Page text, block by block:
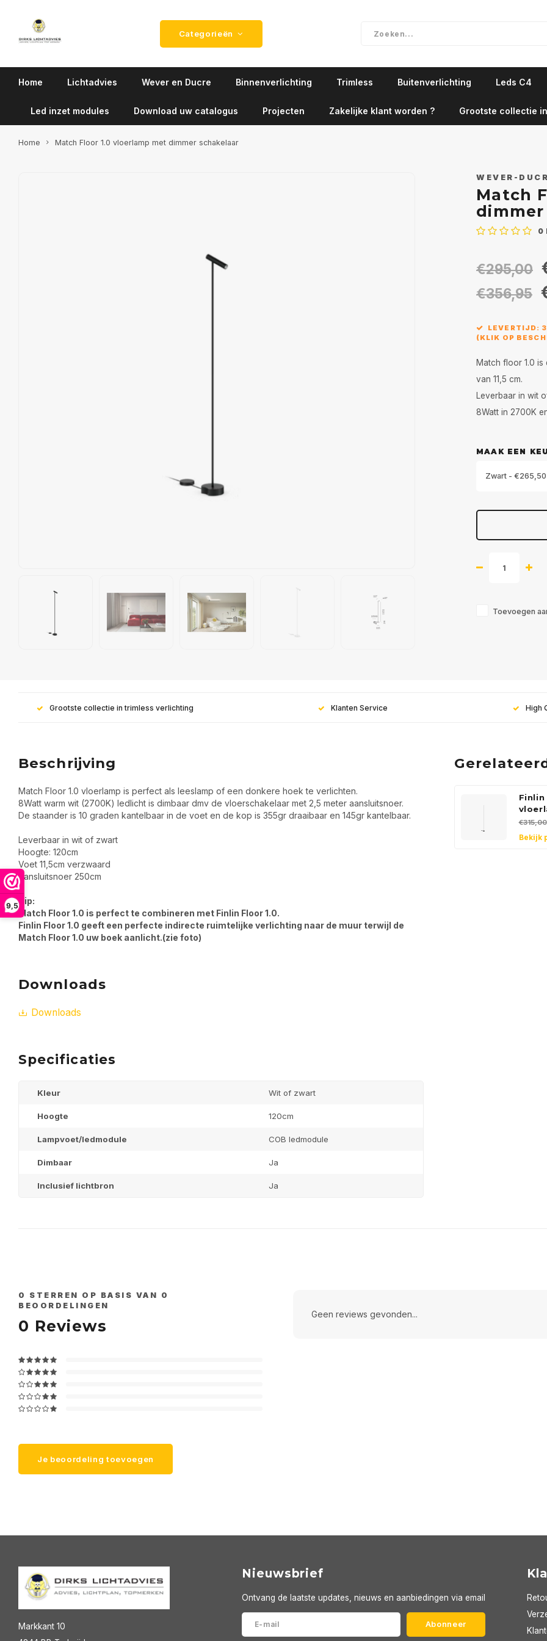
9,5
Categorieën
Home Lichtadvies Wever en Ducre Binnenverlichting Trimless Buitenverlichting Leds C4
Led inzet modules Download uw catalogus Projecten Zakelijke klant worden ? Grootste collectie
Home Match Floor 1.0 vloerlamp met dimmer schakelaar
WEVER-
Match
0
€295,00
€356,95
LEVERTIJD:
(KLIK OP
Match floor 1.0
van 11,5 cm.
Leverbaar in wit
8Watt in 2700K
MAAK EEN
Zwart - €265,50
Toevoegen
Grootste collectie in trimless verlichting Klanten Service High
Beschrijving
Match Floor 1.0 vloerlamp is perfect als leeslamp of een donkere hoek te verlichten.
8Watt warm wit (2700K) ledlicht is dimbaar dmv de vloerschakelaar met 2,5 meter aansluitsnoer.
De staander is 10 graden kantelbaar in de voet en de kop is 355gr draaibaar en 145gr kantelbaar.
Leverbaar in wit of zwart
Hoogte: 120cm
Voet 11,5cm verzwaard
Aansluitsnoer 250cm
Tip:
Match Floor 1.0 is perfect te combineren met Finlin Floor 1.0.
Finlin Floor 1.0 geeft een perfecte indirecte ruimtelijke verlichting naar de muur terwijl de
Match Floor 1.0 uw boek aanlicht.(zie foto)
Downloads
Downloads
Specificaties
Kleur Wit of zwart
Hoogte 120cm
Lampvoet/ledmodule COB ledmodule
Dimbaar Ja
Inclusief lichtbron Ja
Finlin
€315,00
Bekijk
0 STERREN OP BASIS VAN 0
BEOORDELINGEN
0 Reviews
Je beoordeling toevoegen
Geen reviews gevonden...
Markkant 10
Nieuwsbrief
Ontvang de laatste updates, nieuws en aanbiedingen via email
Abonneer